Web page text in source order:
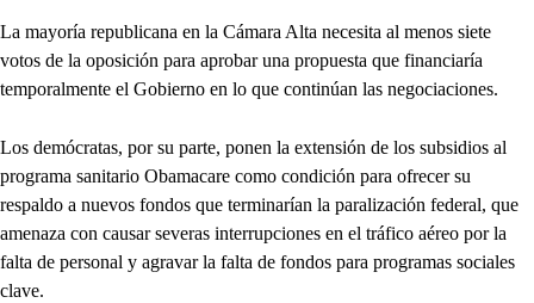
La mayoría republicana en la Cámara Alta necesita al menos siete
votos de la oposición para aprobar una propuesta que financiaría
temporalmente el Gobierno en lo que continúan las negociaciones.
Los demócratas, por su parte, ponen la extensión de los subsidios al
programa sanitario Obamacare como condición para ofrecer su
respaldo a nuevos fondos que terminarían la paralización federal, que
amenaza con causar severas interrupciones en el tráfico aéreo por la
falta de personal y agravar la falta de fondos para programas sociales
clave.